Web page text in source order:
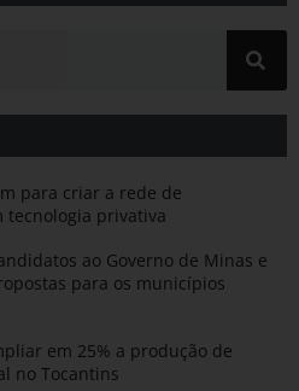
para criar a rede de
privativa
ao Governo de Minas e
para os municípios
em 25% a produção de
no Tocantins